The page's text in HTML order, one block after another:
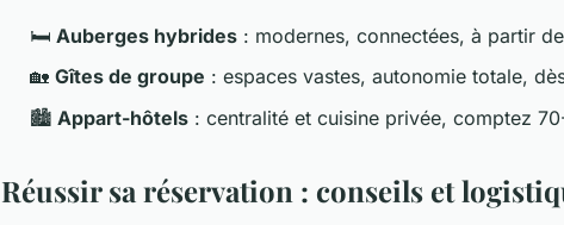
🛏️ Auberges hybrides : modernes, connectées, à partir
🏡 Gîtes de groupe : espaces vastes, autonomie totale,
🏙️ Appart-hôtels : centralité et cuisine privée, comptez
Réussir sa réservation : conseils et